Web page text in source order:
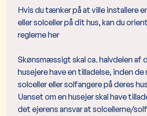
Hvis du tænker på at ville installere
eller solceller på dit hus, kan du
reglerne her
Skønsmæssigt skal ca. halvdelen af
husejere have en tilladelse, inden
solceller eller solfangere på deres
Uanset om en husejer skal have
det ejerens ansvar at solcellerne/